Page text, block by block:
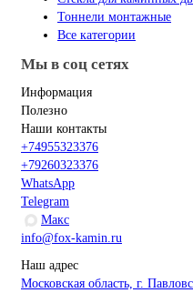
Тоннели монтажные
Все категории
Мы в соц сетях
Информация
Полезно
Наши контакты
+74955323376
+79260323376
WhatsApp
Telegram
Макс
info@fox-kamin.ru
Наш адрес
Московская область, г.